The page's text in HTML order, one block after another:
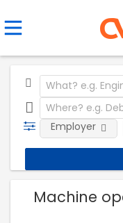
Employer
Machine